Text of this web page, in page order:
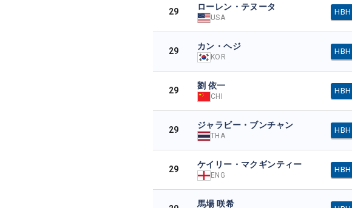
29 ローレン・テヌータ
USA
HBH
29 カン・ヘジ
KOR
HBH
29 劉 依一
CHI
HBH
29 ジャラビー・ブンチャン
THA
HBH
29 ケイリー・マクギンティー
ENG
HBH
馬場 咲希